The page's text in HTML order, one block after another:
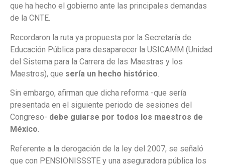
que ha hecho el gobierno ante las principales demandas
de la CNTE.
Recordaron la ruta ya propuesta por la Secretaría de
Educación Pública para desaparecer la USICAMM (Unidad
del Sistema para la Carrera de las Maestras y los
Maestros), que sería un hecho histórico
Sin embargo, afirman que dicha reforma -que sería
presentada en el siguiente periodo de sesiones del
Congreso- debe guiarse por todos los maestros de
México.
Referente a la derogación de la ley del 2007, se señaló
que con PENSIONISSSTE y una aseguradora pública los